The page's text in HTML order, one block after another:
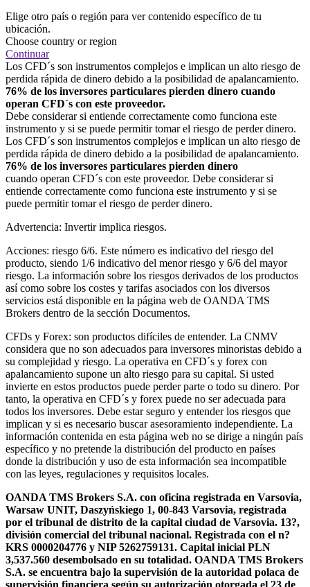
Elige otro país o región para ver contenido específico de tu
ubicación.
Choose country or region
Continuar
Los CFD´s son instrumentos complejos e implican un alto riesgo de
perdida rápida de dinero debido a la posibilidad de apalancamiento.
76% de los inversores particulares pierden dinero cuando
operan CFD´s con este proveedor.
Debe considerar si entiende correctamente como funciona este
instrumento y si se puede permitir tomar el riesgo de perder dinero.
Los CFD´s son instrumentos complejos e implican un alto riesgo de
perdida rápida de dinero debido a la posibilidad de apalancamiento.
76% de los inversores particulares pierden dinero
cuando operan CFD´s con este proveedor. Debe considerar si
entiende correctamente como funciona este instrumento y si se
puede permitir tomar el riesgo de perder dinero.
Advertencia: Invertir implica riesgos.
Acciones: riesgo 6/6. Este número es indicativo del riesgo del
producto, siendo 1/6 indicativo del menor riesgo y 6/6 del mayor
riesgo. La información sobre los riesgos derivados de los productos
así como sobre los costes y tarifas asociados con los diversos
servicios está disponible en la página web de OANDA TMS
Brokers dentro de la sección Documentos.
CFDs y Forex: son productos difíciles de entender. La CNMV
considera que no son adecuados para inversores minoristas debido a
su complejidad y riesgo. La operativa en CFD´s y forex con
apalancamiento supone un alto riesgo para su capital. Si usted
invierte en estos productos puede perder parte o todo su dinero. Por
tanto, la operativa en CFD´s y forex puede no ser adecuada para
todos los inversores. Debe estar seguro y entender los riesgos que
implican y si es necesario buscar asesoramiento independiente. La
información contenida en esta página web no se dirige a ningún país
específico y no pretende la distribución del producto en países
donde la distribución y uso de esta información sea incompatible
con las leyes, regulaciones y requisitos locales.
OANDA TMS Brokers S.A. con oficina registrada en Varsovia,
Warsaw UNIT, Daszyńskiego 1, 00-843 Varsovia, registrada
por el tribunal de distrito de la capital ciudad de Varsovia. 13?,
división comercial del tribunal nacional. Registrada con el n?
KRS 0000204776 y NIP 5262759131. Capital inicial PLN
3,537.560 desembolsado en su totalidad. OANDA TMS Brokers
S.A. se encuentra bajo la supervisión de la autoridad polaca de